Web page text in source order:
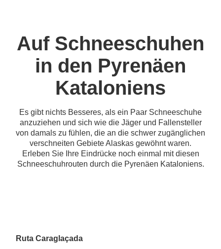
Auf Schneeschuhen
in den Pyrenäen
Kataloniens
Es gibt nichts Besseres, als ein Paar Schneeschuhe
anzuziehen und sich wie die Jäger und Fallensteller
von damals zu fühlen, die an die schwer zugänglichen
verschneiten Gebiete Alaskas gewöhnt waren.
Erleben Sie Ihre Eindrücke noch einmal mit diesen
Schneeschuhrouten durch die Pyrenäen Kataloniens.
Ruta Caraglaçada